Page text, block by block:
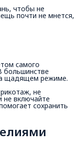
чтобы не
почти не мнется,
самого
большинстве
щадящем режиме.
не
не включайте
сохранить